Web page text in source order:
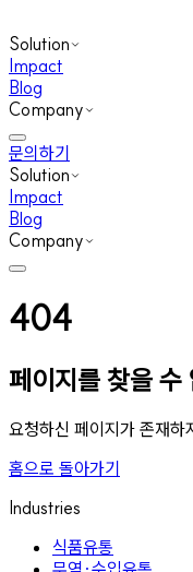
Solution
Impact
Blog
Company
문의하기
Solution
Impact
Blog
Company
404
페이지를 찾을 수
요청하신 페이지가 존재하
홈으로 돌아가기
Industries
식품유통